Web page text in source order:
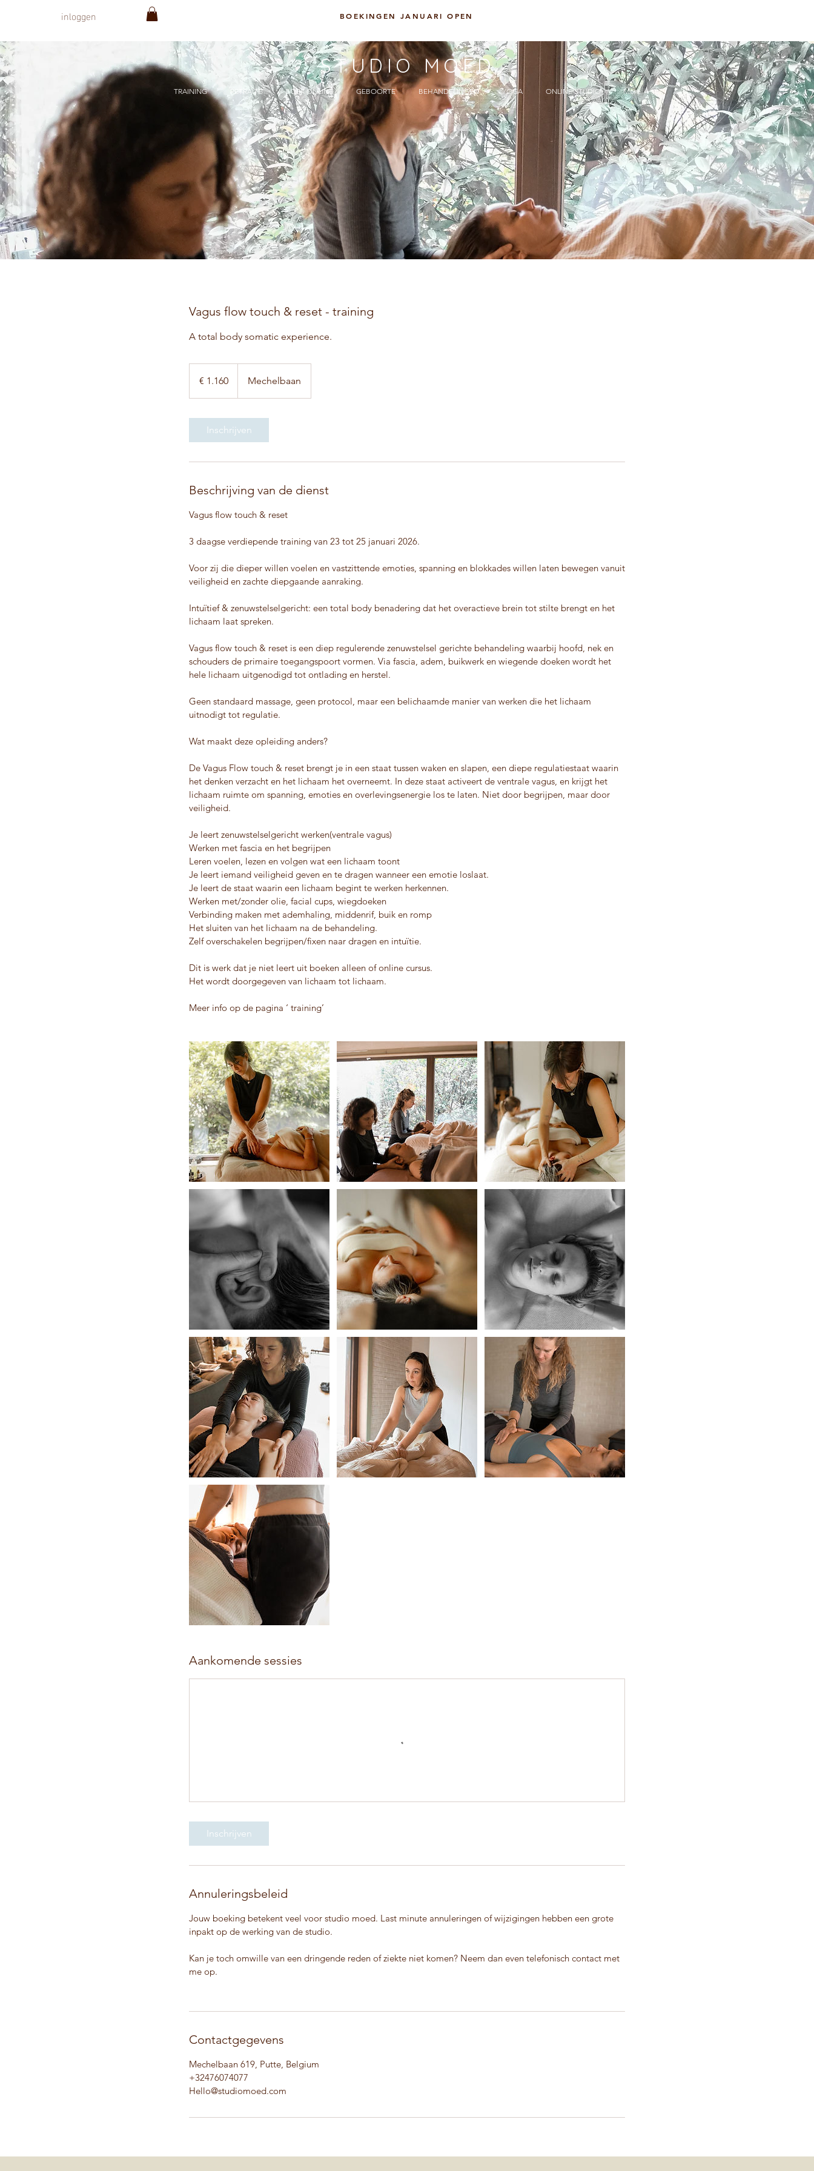
inloggen BOEKINGEN JANUARI OPEN
TRAINING RETRAITE BOEK ONLINE GEBOORTE BEHANDELINGEN YOGA ONLINE STUDIO More
STUDIO MOED
Vagus flow touch & reset - training
A total body somatic experience.
€ 1.160 Mechelbaan
Inschrijven
Beschrijving van de dienst
Vagus flow touch & reset
3 daagse verdiepende training van 23 tot 25 januari 2026.
Voor zij die dieper willen voelen en vastzittende emoties, spanning en blokkades willen laten bewegen vanuit
veiligheid en zachte diepgaande aanraking.
Intuïtief & zenuwstelselgericht: een total body benadering dat het overactieve brein tot stilte brengt en het
lichaam laat spreken.
​​​Vagus flow touch & reset is een diep regulerende zenuwstelsel gerichte behandeling waarbij hoofd, nek en
schouders de primaire toegangspoort vormen. Via fascia, adem, buikwerk en wiegende doeken wordt het
hele lichaam uitgenodigd tot ontlading en herstel.
Geen standaard massage, geen protocol, maar een belichaamde manier van werken die het lichaam
uitnodigt tot regulatie.
Wat maakt deze opleiding anders?
De Vagus Flow touch & reset brengt je in een staat tussen waken en slapen, een diepe regulatiestaat waarin
het denken verzacht en het lichaam het overneemt. In deze staat activeert de ventrale vagus, en krijgt het
lichaam ruimte om spanning, emoties en overlevingsenergie los te laten. Niet door begrijpen, maar door
veiligheid.
Je leert zenuwstelselgericht werken(ventrale vagus)
Werken met fascia en het begrijpen
Leren voelen, lezen en volgen wat een lichaam toont
Je leert iemand veiligheid geven en te dragen wanneer een emotie loslaat.
Je leert de staat waarin een lichaam begint te werken herkennen.
Werken met/zonder olie, facial cups, wiegdoeken
Verbinding maken met ademhaling, middenrif, buik en romp
Het sluiten van het lichaam na de behandeling.
Zelf overschakelen begrijpen/fixen naar dragen en intuïtie.
Dit is werk dat je niet leert uit boeken alleen of online cursus.
Het wordt doorgegeven van lichaam tot lichaam.
Meer info op de pagina ‘ training’
Aankomende sessies
Inschrijven
Annuleringsbeleid
Jouw boeking betekent veel voor studio moed. Last minute annuleringen of wijzigingen hebben een grote
inpakt op de werking van de studio.
Kan je toch omwille van een dringende reden of ziekte niet komen? Neem dan even telefonisch contact met
me op.
Contactgegevens
Mechelbaan 619, Putte, Belgium
+32476074077
Hello@studiomoed.com